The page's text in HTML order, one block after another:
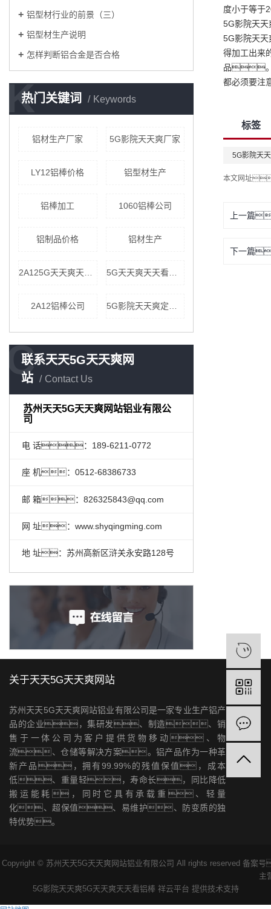
铝型材行业的前景（三）
铝型材生产说明
怎样判断铝合金是否合格
热门关键词 Keywords
K
铝材生产厂家 5G影院天天爽厂家
LY12铝棒价格 铝型材生产
铝棒加工 1060铝棒公司
铝制品价格 铝材生产
5G天天爽天天看加工厂家
2A12铝棒公司
联系天天5G天天爽网
站
Contact Us
C
苏州天天5G天天爽网站铝业有限公
司
电 话：189-6211-0772
座 机：0512-68386733
邮 箱：826325843@qq.com
网 址：www.shyqingming.com
地 址：苏州高新区浒关永安路128号
度小于等
5G影院天天
5G影院天
得加工出来
品。
都必须要
标签
5G影院天
本文网址
上一篇
下一篇
关于天天5G天天爽网站
苏州天天5G天天爽网站铝业有限公司是一家专业生产铝产
品的企业，集研发、制造、销
售于一体公司为客户提供货物移动、物
流、仓储等解决方案。铝产品作为一种革
新产品，拥有99.99%的残值保值，成本
低、重量轻，寿命长，同比降低
搬运能耗，同时它具有承载重、轻量
化、超保值、易维护、防变质的独
特优势。
Copyright © 苏州天天5G天天爽网站铝业有限公司 All rights reserved 备案
主
5G影院天天爽5G天天爽天天看铝棒 祥云平台 提供技术支持